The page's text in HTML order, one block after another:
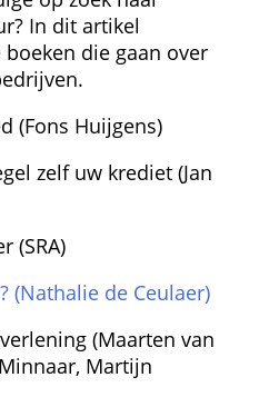
In dit artikel
die gaan over
(Fons Huijgens)
zelf uw krediet (Jan
(SRA)
(Nathalie de Ceulaer)
(Maarten van
Martijn